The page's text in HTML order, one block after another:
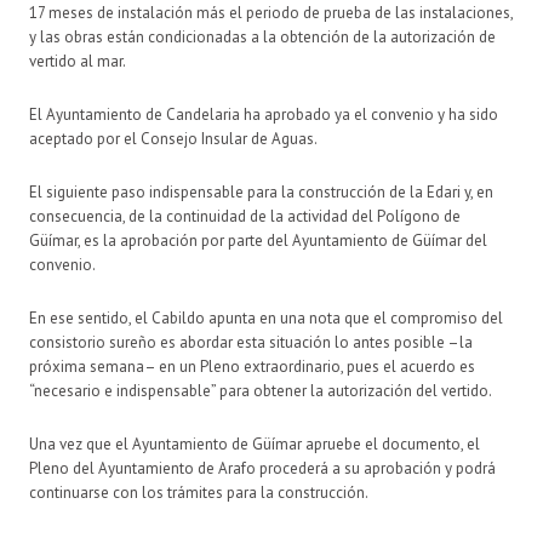
17 meses de instalación más el periodo de prueba de las instalaciones,
y las obras están condicionadas a la obtención de la autorización de
vertido al mar.
El Ayuntamiento de Candelaria ha aprobado ya el convenio y ha sido
aceptado por el Consejo Insular de Aguas.
El siguiente paso indispensable para la construcción de la Edari y, en
consecuencia, de la continuidad de la actividad del Polígono de
Güímar, es la aprobación por parte del Ayuntamiento de Güímar del
convenio.
En ese sentido, el Cabildo apunta en una nota que el compromiso del
consistorio sureño es abordar esta situación lo antes posible –la
próxima semana– en un Pleno extraordinario, pues el acuerdo es
“necesario e indispensable” para obtener la autorización del vertido.
Una vez que el Ayuntamiento de Güímar apruebe el documento, el
Pleno del Ayuntamiento de Arafo procederá a su aprobación y podrá
continuarse con los trámites para la construcción.